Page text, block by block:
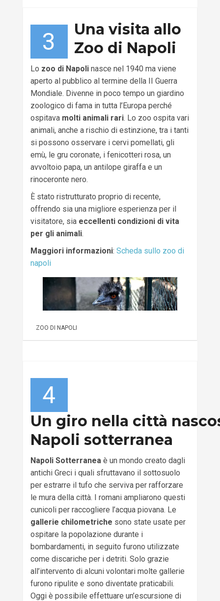
3
Una visita allo
Zoo di Napoli
Lo zoo di Napolinasce nel 1940 ma viene
aperto al pubblico al termine della II Guerra
Mondiale. Divenne in poco tempo un giardino
zoologico di fama in tutta l’Europa perché
ospitava molti animali rari. Lo zoo ospita vari
animali, anche a rischio di estinzione, tra i tanti
si possono osservare i cervi pomellati, gli
emù, le gru coronate, i fenicotteri rosa, un
avvoltoio papa, un antilope giraffa e un
rinoceronte nero.
È stato ristrutturato proprio di recente,
offrendo sia una migliore esperienza per il
visitatore, sia eccellenti condizioni di vita
per gli animali.
Maggiori informazioni: Scheda sullo zoo di
napoli
ZOO DI NAPOLI
4
Un giro nella città
Napoli sotterranea
Napoli Sotterranea è un mondo creato dagli
antichi Greci i quali sfruttavano il sottosuolo
per estrarre il tufo che serviva per rafforzare
le mura della città. I romani ampliarono questi
cunicoli per raccogliere l’acqua piovana. Le
gallerie chilometriche sono state usate per
ospitare la popolazione durante i
bombardamenti, in seguito furono utilizzate
come discariche per i detriti. Solo grazie
all’intervento di alcuni volontari molte gallerie
furono ripulite e sono diventate praticabili.
Oggi è possibile effettuare un’escursione di